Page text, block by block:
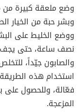
وضع ملعقة كبيرة من
وبشر حبة من الخيار
ووضع الخليط على
نصف ساعة، حتى يجف
والصابون جيّداً،
استخدام هذه
فعّالة، وللحصول على
المزعجة.